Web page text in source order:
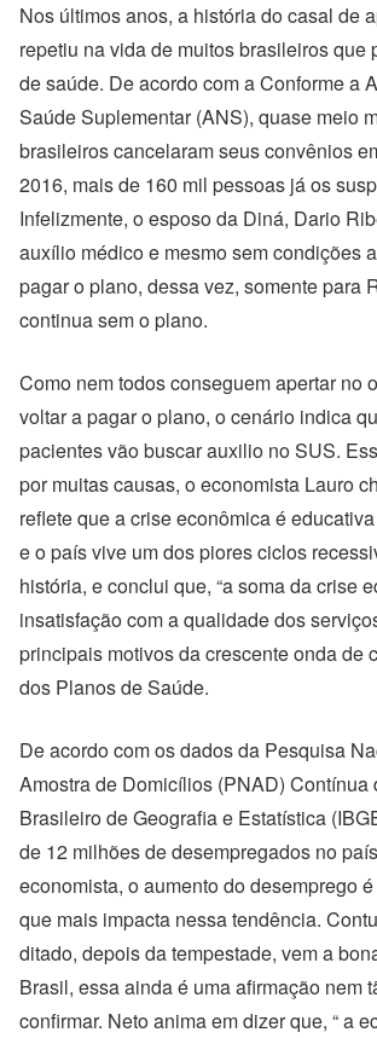
Nos últimos anos, a história do casal de
repetiu na vida de muitos brasileiros que
de saúde. De acordo com a Conforme a
Saúde Suplementar (ANS), quase meio
brasileiros cancelaram seus convênios
2016, mais de 160 mil pessoas já os
Infelizmente, o esposo da Diná, Dario
auxílio médico e mesmo sem condições
pagar o plano, dessa vez, somente para
continua sem o plano.
Como nem todos conseguem apertar no
voltar a pagar o plano, o cenário indica
pacientes vão buscar auxilio no SUS.
por muitas causas, o economista Lauro
reflete que a crise econômica é
e o país vive um dos piores ciclos
história, e conclui que, “a soma da crise
insatisfação com a qualidade dos
principais motivos da crescente onda de
dos Planos de Saúde.
De acordo com os dados da Pesquisa
Amostra de Domicílios (PNAD) Contínua
Brasileiro de Geografia e Estatística
de 12 milhões de desempregados no
economista, o aumento do desemprego
que mais impacta nessa tendência.
ditado, depois da tempestade, vem a
Brasil, essa ainda é uma afirmação nem
confirmar. Neto anima em dizer que, “ a